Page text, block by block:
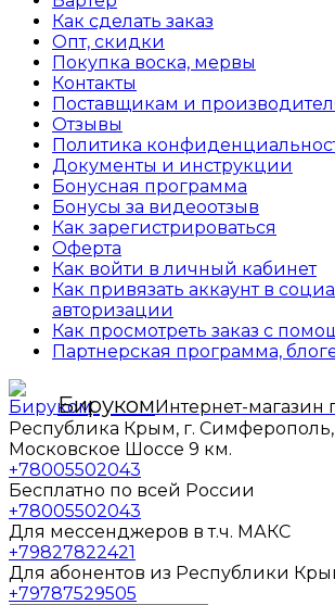
Как сделать заказ
Опт, скидки
Покупка воска, мервы
Контакты
Поставщикам и
Отзывы
Политика
Документы и инструкции
Бонусная программа
Бонусы за видеоотзыв
Как зарегистрироваться
Оферта
Как войти в личный кабинет
Как привязать аккаунт в
авторизации
Как просмотреть заказ с
Партнерская программа,
БирукомИнтернет-магазин
Республика Крым, г. Симферополь,
Московское Шоссе 9 км.
+78005502043
Бесплатно по всей России
+78005502043
Для мессенджеров в т.ч. МАКС
+79827822421
Для абонентов из Республики
+79787529505